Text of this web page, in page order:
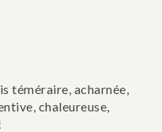
téméraire, acharnée,
chaleureuse,